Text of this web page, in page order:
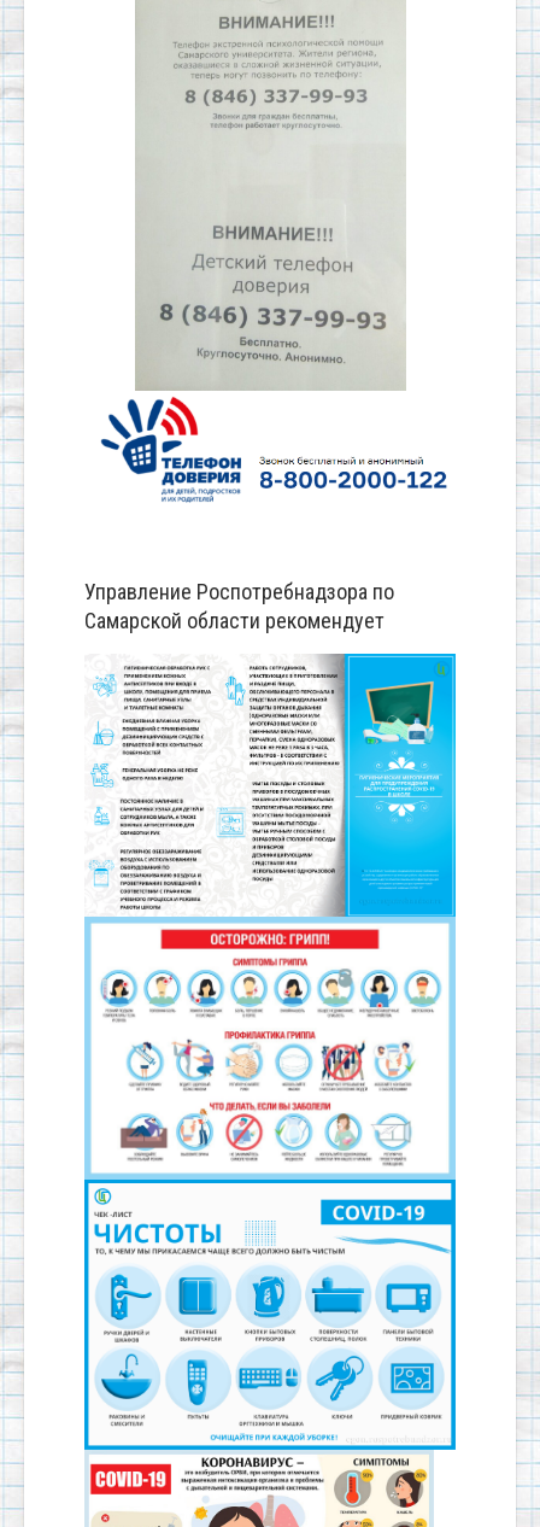
Управление Роспотребнадзора по
Самарской области рекомендует